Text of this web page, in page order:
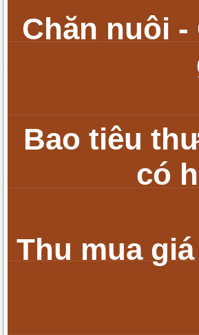
Chăn nuôi
Bao tiêu
có h
Thu mua